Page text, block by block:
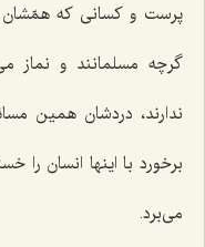
پرست و کسانی که همّشان
گرچه مسلمانند و نماز
ندارند، دردشان همین
برخورد با اینها انسان
می‌برد.